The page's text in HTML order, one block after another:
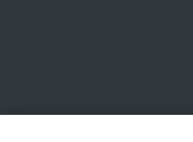
Amministrazione Trasparente